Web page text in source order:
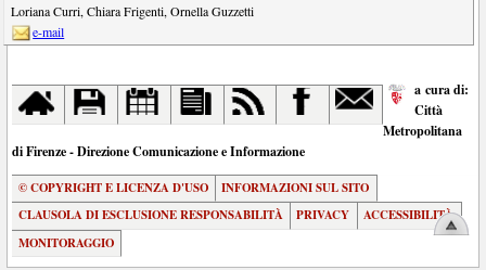
Loriana Curri,Chiara Frigenti,Ornella Guzzetti
e-mail
a cura di:
Città
Metropolitana
di Firenze - Direzione Comunicazione e Informazione
© COPYRIGHT E LICENZA D'USO
INFORMAZIONI SUL SITO
CLAUSOLA DI ESCLUSIONE RESPONSABILITÀ
PRIVACY
ACCESSIBILITÀ
MONITORAGGIO